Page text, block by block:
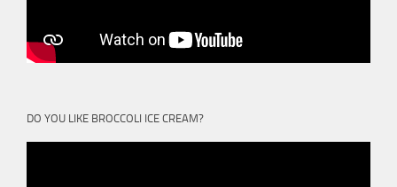
DO YOU LIKE BROCCOLI ICE CREAM?